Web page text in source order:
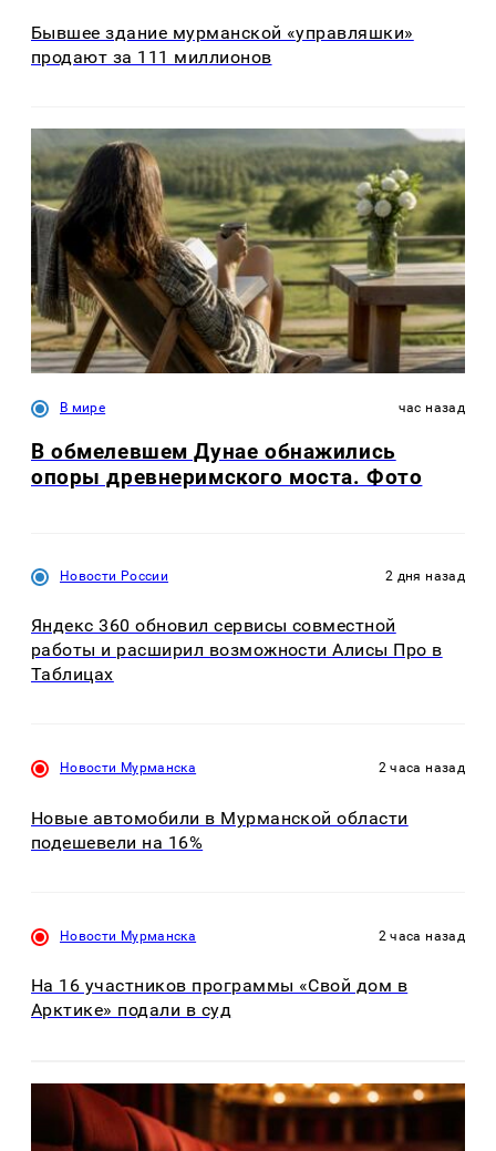
Бывшее здание мурманской «управляшки»
продают за 111 миллионов
В мире час назад
В обмелевшем Дунае обнажились
опоры древнеримского моста. Фото
Новости России 2 дня назад
Яндекс 360 обновил сервисы совместной
работы и расширил возможности Алисы Про в
Таблицах
Новости Мурманска 2 часа назад
Новые автомобили в Мурманской области
подешевели на 16%
Новости Мурманска 2 часа назад
На 16 участников программы «Свой дом в
Арктике» подали в суд